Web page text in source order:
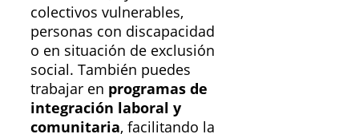
colectivos vulnerables,
personas con discapacidad
o en situación de exclusión
social. También puedes
trabajar en programas de
integración laboral y
comunitaria, facilitando la